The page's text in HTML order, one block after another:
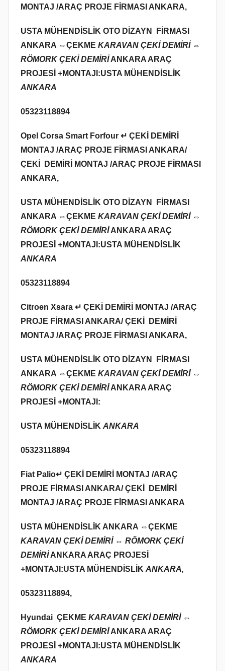
MONTAJ /ARAÇ PROJE FİRMASI ANKARA,
USTA MÜHENDİSLİK OTO DİZAYN FİRMASI
ANKARA ⇔ÇEKME KARAVAN ÇEKİ DEMİRİ ⇔
RÖMORK ÇEKİ DEMİRİANKARA ARAÇ
PROJESİ +MONTAJI:USTA MÜHENDİSLİK
ANKARA
05323118894
Opel Corsa Smart Forfour ↵ ÇEKİ DEMİRİ
MONTAJ /ARAÇ PROJE FİRMASI ANKARA/
ÇEKİ DEMİRİ MONTAJ /ARAÇ PROJE FİRMASI
ANKARA,
USTA MÜHENDİSLİK OTO DİZAYN FİRMASI
ANKARA ⇔ÇEKME KARAVAN ÇEKİ DEMİRİ ⇔
RÖMORK ÇEKİ DEMİRİANKARA ARAÇ
PROJESİ +MONTAJI:USTA MÜHENDİSLİK
ANKARA
05323118894
Citroen Xsara ↵ ÇEKİ DEMİRİ MONTAJ /ARAÇ
PROJE FİRMASI ANKARA/ ÇEKİ DEMİRİ
MONTAJ /ARAÇ PROJE FİRMASI ANKARA,
USTA MÜHENDİSLİK OTO DİZAYN FİRMASI
ANKARA ⇔ÇEKME KARAVAN ÇEKİ DEMİRİ ⇔
RÖMORK ÇEKİ DEMİRİANKARA ARAÇ
PROJESİ +MONTAJI:
USTA MÜHENDİSLİK ANKARA
05323118894
Fiat Palio↵ ÇEKİ DEMİRİ MONTAJ /ARAÇ
PROJE FİRMASI ANKARA/ ÇEKİ DEMİRİ
MONTAJ /ARAÇ PROJE FİRMASI ANKARA
USTA MÜHENDİSLİK ANKARA ⇔ÇEKME
KARAVAN ÇEKİ DEMİRİ ⇔ RÖMORK ÇEKİ
DEMİRİANKARA ARAÇ PROJESİ
+MONTAJI:USTA MÜHENDİSLİK ANKARA,
05323118894,
Hyundai ÇEKME KARAVAN ÇEKİ DEMİRİ ⇔
RÖMORK ÇEKİ DEMİRİANKARA ARAÇ
PROJESİ +MONTAJI:USTA MÜHENDİSLİK
ANKARA